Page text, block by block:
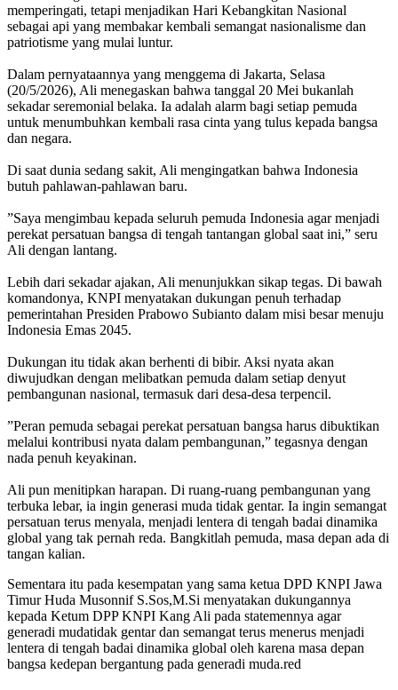
memperingati, tetapi menjadikan Hari Kebangkitan Nasional
sebagai api yang membakar kembali semangat nasionalisme dan
patriotisme yang mulai luntur.
‎Dalam pernyataannya yang menggema di Jakarta, Selasa
(20/5/2026), Ali menegaskan bahwa tanggal 20 Mei bukanlah
sekadar seremonial belaka. Ia adalah alarm bagi setiap pemuda
untuk menumbuhkan kembali rasa cinta yang tulus kepada bangsa
dan negara.
Di saat dunia sedang sakit, Ali mengingatkan bahwa Indonesia
butuh pahlawan-pahlawan baru.
‎”Saya mengimbau kepada seluruh pemuda Indonesia agar menjadi
perekat persatuan bangsa di tengah tantangan global saat ini,” seru
Ali dengan lantang.
‎Lebih dari sekadar ajakan, Ali menunjukkan sikap tegas. Di bawah
komandonya, KNPI menyatakan dukungan penuh terhadap
pemerintahan Presiden Prabowo Subianto dalam misi besar menuju
Indonesia Emas 2045.
Dukungan itu tidak akan berhenti di bibir. Aksi nyata akan
diwujudkan dengan melibatkan pemuda dalam setiap denyut
pembangunan nasional, termasuk dari desa-desa terpencil.
‎”Peran pemuda sebagai perekat persatuan bangsa harus dibuktikan
melalui kontribusi nyata dalam pembangunan,” tegasnya dengan
nada penuh keyakinan.
‎Ali pun menitipkan harapan. Di ruang-ruang pembangunan yang
terbuka lebar, ia ingin generasi muda tidak gentar. Ia ingin semangat
persatuan terus menyala, menjadi lentera di tengah badai dinamika
global yang tak pernah reda. Bangkitlah pemuda, masa depan ada di
tangan kalian.
Sementara itu pada kesempatan yang sama ketua DPD KNPI Jawa
Timur Huda Musonnif S.Sos,M.Si menyatakan dukungannya
kepada Ketum DPP KNPI Kang Ali pada statemennya agar
generadi mudatidak gentar dan semangat terus menerus menjadi
lentera di tengah badai dinamika global oleh karena masa depan
bangsa kedepan bergantung pada generadi muda.red